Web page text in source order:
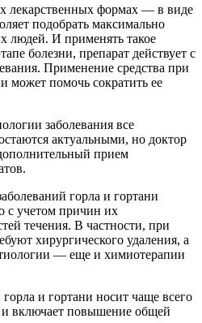
лекарственных формах — в виде
подобрать максимально
людей. И применять такое
болезни, препарат действует с
Применение средства при
может помочь сократить ее
заболевания все
актуальными, но доктор
прием
горла и гортани
с учетом причин их
течения. В частности, при
хирургического удаления, а
— еще и химиотерапии
и гортани носит чаще всего
и включает повышение общей